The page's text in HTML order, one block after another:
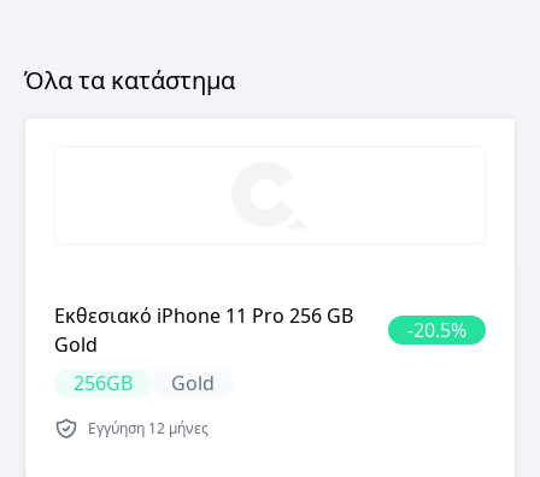
Όλα τα κατάστημα
Εκθεσιακό iPhone 11 Pro 256 GB
Gold
-20.5%
256GB
Gold
Εγγύηση 12 μήνες